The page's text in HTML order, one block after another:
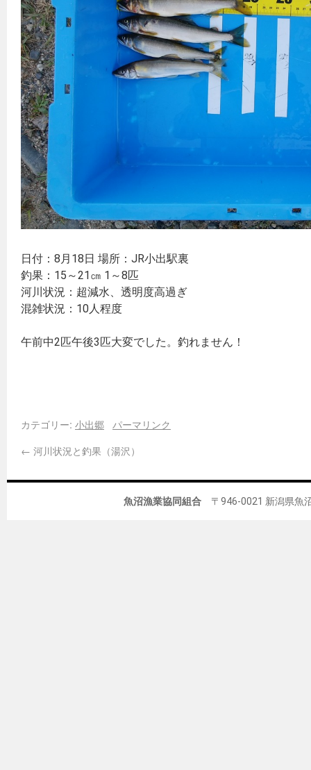
日付：8月18日 場所：JR小出駅裏
釣果：15～21㎝ 1～8匹
河川状況：超減水、透明度高過ぎ
混雑状況：10人程度
午前中2匹午後3匹大変でした。釣れません！
カテゴリー: 小出郷
パーマリンク
← 河川状況と釣果（湯沢）
魚沼漁業協同組合 〒946-0021 新潟県魚